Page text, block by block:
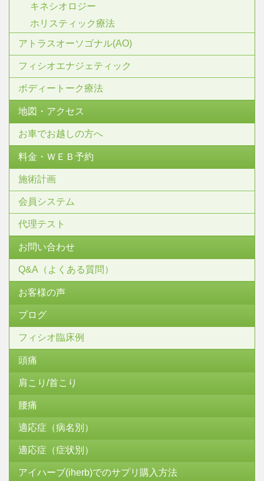
キネシオロジー
ホリスティック療法
アトラスオーソゴナル(AO)
フィシオエナジェティック
ボディートーク療法
地図・アクセス
お車でお越しの方へ
料金・ＷＥＢ予約
施術計画
会員システム
代理テスト
お問い合わせ
Q&A（よくある質問）
お客様の声
ブログ
フィシオ臨床例
頭痛
肩こり/首こり
腰痛
適応症（病名別）
適応症（症状別）
アイハーブ(iherb)でのサプリ購入方法